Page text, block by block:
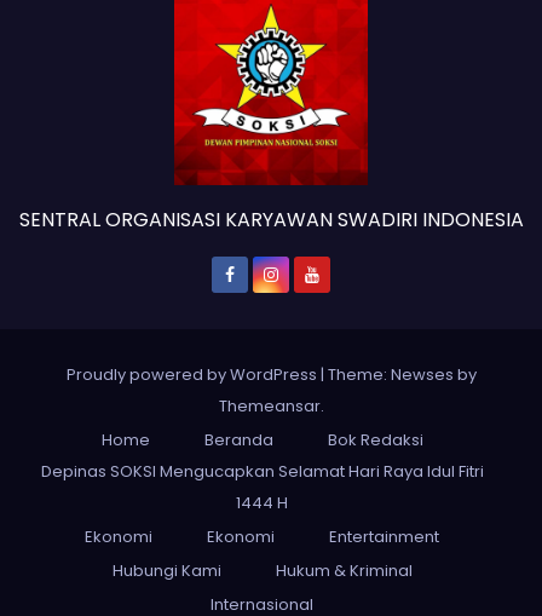
SENTRAL ORGANISASI KARYAWAN SWADIRI INDONESIA
Proudly powered by WordPress | Theme: Newses by
Themeansar.
Home
Beranda
Bok Redaksi
Depinas SOKSI Mengucapkan Selamat Hari Raya Idul Fitri
1444 H
Ekonomi
Ekonomi
Entertainment
Hubungi Kami
Hukum & Kriminal
Internasional